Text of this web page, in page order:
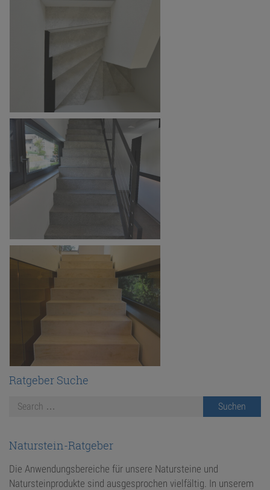
Ratgeber Suche
Naturstein-Ratgeber
Die Anwendungsbereiche für unsere Natursteine und
Natursteinprodukte sind ausgesprochen vielfältig. In unserem